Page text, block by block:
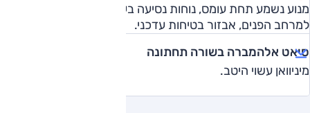
מנוע נשמע תחת עומס, נוחות נסיעה בעיר, מחיר גבוה ביחס
למרחב הפנים, אבזור בטיחות עדכני.
סיאט אלהמברה בשורה תחתונה
מיניוואן עשוי היטב.